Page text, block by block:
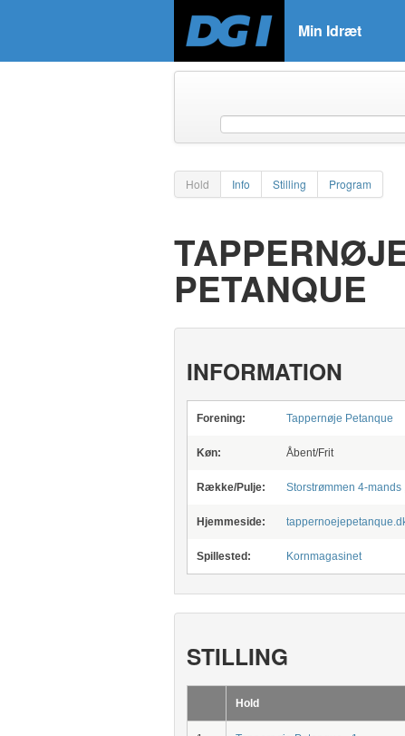
Min Idræt
Hold Info Stilling Program
PETANQUE
INFORMATION
Forening: Tappernøje Petanque
Køn: Åbent/Frit
Række/Pulje: Storstrømmen 4-mands
Hjemmeside:
Spillested: Kornmagasinet
STILLING
Hold